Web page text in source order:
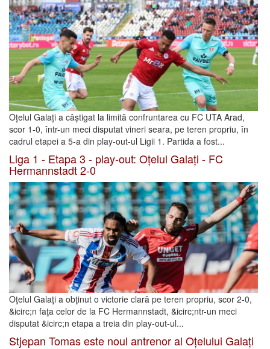
Oțelul Galați a câștigat la limită confruntarea cu FC UTA Arad,
scor 1-0, într-un meci disputat vineri seara, pe teren propriu, în
cadrul etapei a 5-a din play-out-ul Ligii 1. Partida a fost...
Liga 1 - Etapa 3 - play-out: Oțelul Galați - FC
Hermannstadt 2-0
Oţelul Galaţi a obţinut o victorie clară pe teren propriu, scor 2-0,
&icirc;n faţa celor de la FC Hermannstadt, &icirc;ntr-un meci
disputat &icirc;n etapa a treia din play-out-ul...
Stjepan Tomas este noul antrenor al Oțelului Galați